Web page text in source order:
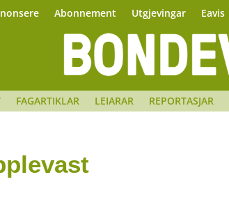
Abonnement Utgjevingar Eavis
FAGARTIKLAR LEIARAR REPORTASJAR